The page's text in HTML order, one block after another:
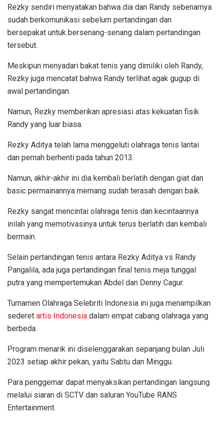
Rezky sendiri menyatakan bahwa dia dan Randy sebenarnya
sudah berkomunikasi sebelum pertandingan dan
bersepakat untuk bersenang-senang dalam pertandingan
tersebut.
Meskipun menyadari bakat tenis yang dimiliki oleh Randy,
Rezky juga mencatat bahwa Randy terlihat agak gugup di
awal pertandingan.
Namun, Rezky memberikan apresiasi atas kekuatan fisik
Randy yang luar biasa.
Rezky Aditya telah lama menggeluti olahraga tenis lantai
dan pernah berhenti pada tahun 2013.
Namun, akhir-akhir ini dia kembali berlatih dengan giat dan
basic permainannya memang sudah terasah dengan baik.
Rezky sangat mencintai olahraga tenis dan kecintaannya
inilah yang memotivasinya untuk terus berlatih dan kembali
bermain.
Selain pertandingan tenis antara Rezky Aditya vs Randy
Pangalila, ada juga pertandingan final tenis meja tunggal
putra yang mempertemukan Abdel dan Denny Cagur.
Turnamen Olahraga Selebriti Indonesia ini juga menampilkan
sederet artis Indonesia dalam empat cabang olahraga yang
berbeda.
Program menarik ini diselenggarakan sepanjang bulan Juli
2023 setiap akhir pekan, yaitu Sabtu dan Minggu.
Para penggemar dapat menyaksikan pertandingan langsung
melalui siaran di SCTV dan saluran YouTube RANS
Entertainment.